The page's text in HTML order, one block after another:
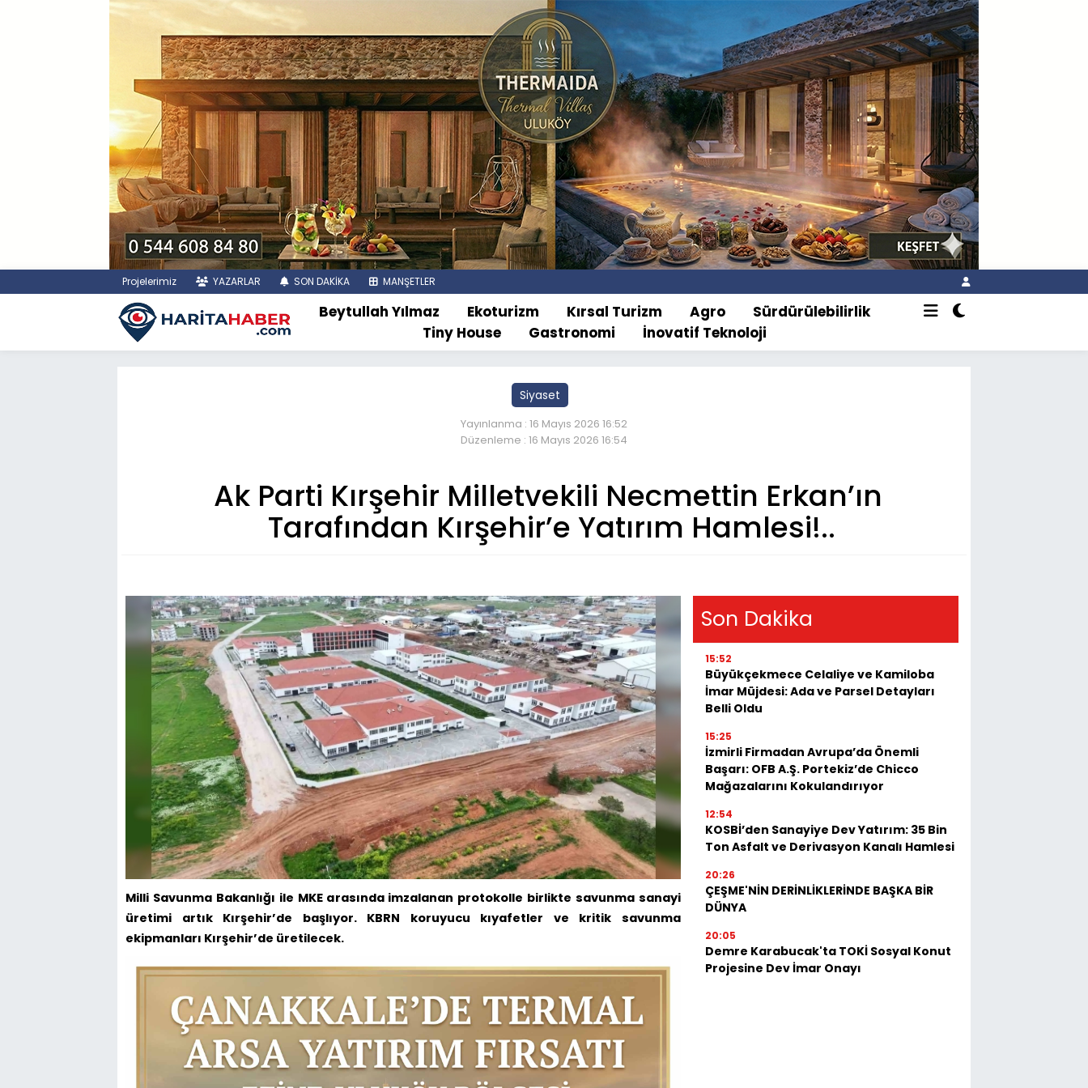
Projelerimiz YAZARLAR SON DAKİKA MANŞETLER
Beytullah Yılmaz Ekoturizm Kırsal Turizm Agro
Sürdürülebilirlik
Tiny House
Gastronomi İnovatif Teknoloji
Siyaset
Yayınlanma : 16 Mayıs 2026 16:52
Düzenleme : 16 Mayıs 2026 16:54
Ak Parti Kırşehir Milletvekili Necmettin Erkan’ın
Tarafından Kırşehir’e Yatırım Hamlesi!..
Milli Savunma Bakanlığı ile MKE arasında imzalanan protokolle birlikte savunma sanayi
üretimi artık Kırşehir’de başlıyor. KBRN koruyucu kıyafetler ve kritik savunma
ekipmanları Kırşehir’de üretilecek.
Son Dakika
15:52
Büyükçekmece Celaliye ve Kamiloba
İmar Müjdesi: Ada ve Parsel Detayları
Belli Oldu
15:25
İzmirli Firmadan Avrupa’da Önemli
Başarı: OFB A.Ş. Portekiz’de Chicco
Mağazalarını Kokulandırıyor
12:54
KOSBİ’den Sanayiye Dev Yatırım: 35 Bin
Ton Asfalt ve Derivasyon Kanalı Hamlesi
20:26
ÇEŞME'NİN DERİNLİKLERİNDE BAŞKA BİR
DÜNYA
20:05
Demre Karabucak'ta TOKİ Sosyal Konut
Projesine Dev İmar Onayı